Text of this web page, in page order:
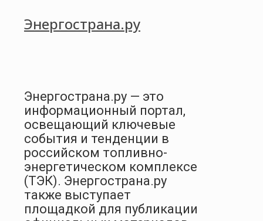
Энергострана.ру
Энергострана.ру — это
информационный портал,
освещающий ключевые
события и тенденции в
российском топливно-
энергетическом комплексе
(ТЭК). Энергострана.ру
также выступает
площадкой для публикации